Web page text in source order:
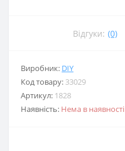
Відгуки: (0)
Виробник: DIY
Код товару: 33029
Артикул: 1828
Наявність: Нема в наявності